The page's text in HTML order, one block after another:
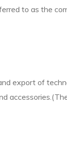
to as the
export of